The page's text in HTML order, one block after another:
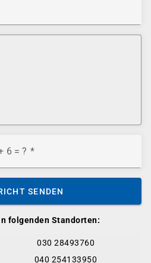
folgenden Standorten:
030 28493760
040 254133950
6 = ?
SENDEN